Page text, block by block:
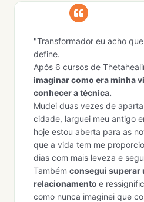
"Transformador eu acho
define.
Após 6 cursos de
imaginar como era minha
conhecer a técnica.
Mudei duas vezes de
cidade, larguei meu antigo
hoje estou aberta para as
que a vida tem me
dias com mais leveza e
Também consegui superar
relacionamento e
como nunca imaginei que